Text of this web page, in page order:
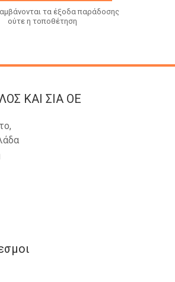
τα έξοδα παράδοσης
ούτε η τοποθέτηση
KAI ΣΙΑ OE